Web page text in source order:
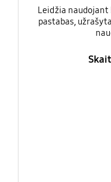
Leidžia
pastabas,